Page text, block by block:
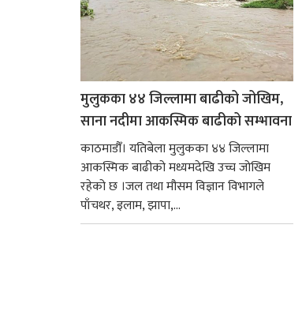
मुलुकका ४४ जिल्लामा बाढीको जोखिम,
साना नदीमा आकस्मिक बाढीको सम्भावना
काठमाडौँ। यतिबेला मुलुकका ४४ जिल्लामा
आकस्मिक बाढीको मध्यमदेखि उच्च जोखिम
रहेको छ ।जल तथा मौसम विज्ञान विभागले
पाँचथर, इलाम, झापा,...